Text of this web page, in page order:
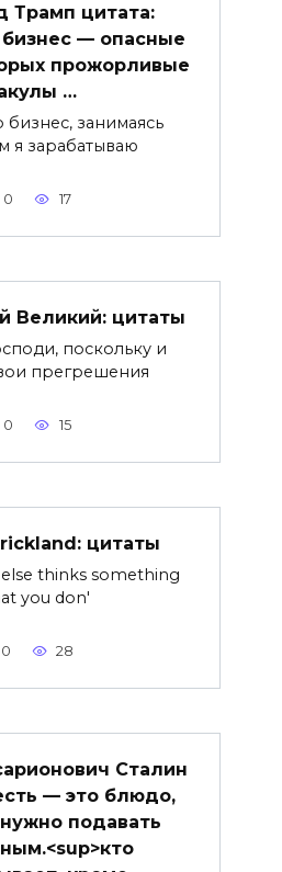
Трамп цитата:
— опасные
прожорливые
…
занимаясь
я зарабатываю
0 17
Великий: цитаты
поскольку и
прегрешения
0 15
цитаты
thinks something
you don'
0 28
Сталин
— это блюдо,
подавать